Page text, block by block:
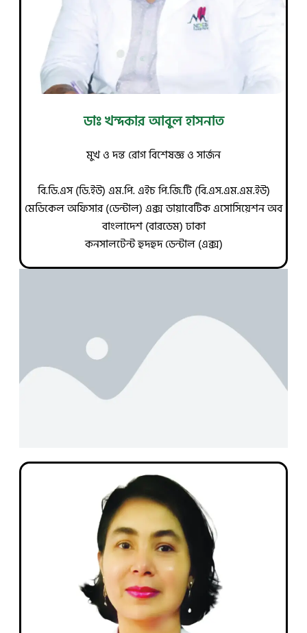
ডাঃ খন্দকার আবুল হাসনাত
মুখ ও দন্ত রোগ বিশেষজ্ঞ ও সার্জন
বি.ডি.এস (ডি.ইউ) এম.পি. এইচ পি.জি.টি (বি.এস.এম.এম.ইউ)
মেডিকেল অফিসার (ডেন্টাল) এক্স ডায়াবেটিক এসোসিয়েশন অব
বাংলাদেশ (বারডেম) ঢাকা
কনসালটেন্ট হুদহুদ ডেন্টাল (এক্স)